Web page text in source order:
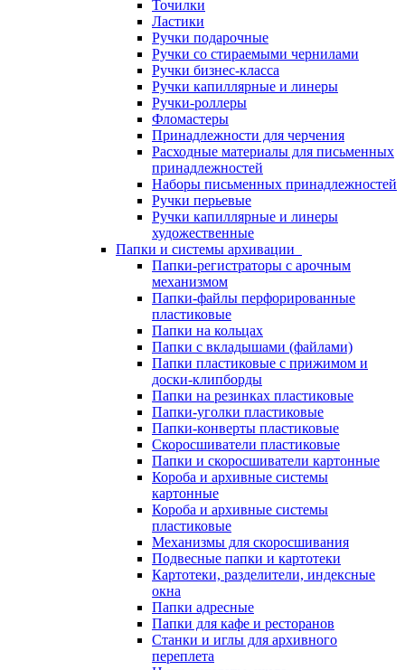
Точилки
Ластики
Ручки подарочные
Ручки со стираемыми чернилами
Ручки бизнес-класса
Ручки капиллярные и линеры
Ручки-роллеры
Фломастеры
Принадлежности для черчения
Расходные материалы для письменных
принадлежностей
Наборы письменных принадлежностей
Ручки перьевые
Ручки капиллярные и линеры
художественные
Папки и системы архивации
Папки-регистраторы с арочным
механизмом
Папки-файлы перфорированные
пластиковые
Папки на кольцах
Папки с вкладышами (файлами)
Папки пластиковые с прижимом и
доски-клипборды
Папки на резинках пластиковые
Папки-уголки пластиковые
Папки-конверты пластиковые
Скоросшиватели пластиковые
Папки и скоросшиватели картонные
Короба и архивные системы
картонные
Короба и архивные системы
пластиковые
Механизмы для скоросшивания
Подвесные папки и картотеки
Картотеки, разделители, индексные
окна
Папки адресные
Папки для кафе и ресторанов
Станки и иглы для архивного
переплета